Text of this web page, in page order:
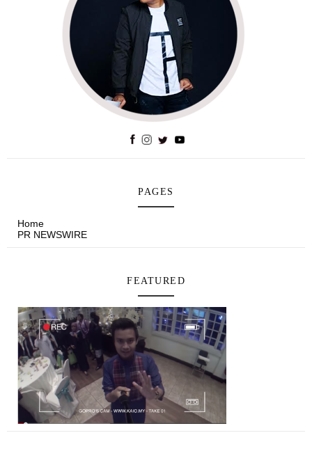
PAGES
Home
PR NEWSWIRE
FEATURED